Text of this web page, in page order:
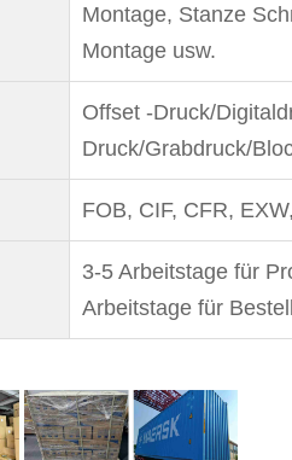
Montage, Stanze
Montage usw.
Offset -Druck/
Druck/Grabdruck/
FOB, CIF, CFR,
3-5 Arbeitstage für
Arbeitstage für